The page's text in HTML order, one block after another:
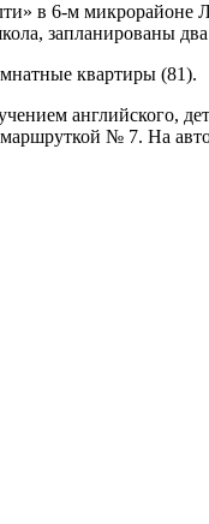
в 6-м
запланированы
квартиры (81).
№ 7. На